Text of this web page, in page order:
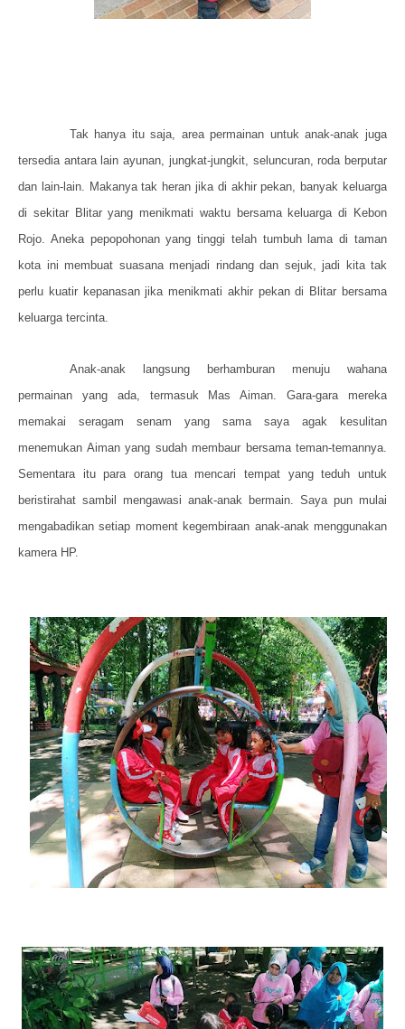
Tak hanya itu saja, area permainan untuk anak-anak juga
tersedia antara lain ayunan, jungkat-jungkit, seluncuran, roda berputar
dan lain-lain. Makanya tak heran jika di akhir pekan, banyak keluarga
di sekitar Blitar yang menikmati waktu bersama keluarga di Kebon
Rojo. Aneka pepopohonan yang tinggi telah tumbuh lama di taman
kota ini membuat suasana menjadi rindang dan sejuk, jadi kita tak
perlu kuatir kepanasan jika menikmati akhir pekan di Blitar bersama
keluarga tercinta.
Anak-anak langsung berhamburan menuju wahana
permainan yang ada, termasuk Mas Aiman. Gara-gara mereka
memakai seragam senam yang sama saya agak kesulitan
menemukan Aiman yang sudah membaur bersama teman-temannya.
Sementara itu para orang tua mencari tempat yang teduh untuk
beristirahat sambil mengawasi anak-anak bermain. Saya pun mulai
mengabadikan setiap moment kegembiraan anak-anak menggunakan
kamera HP.